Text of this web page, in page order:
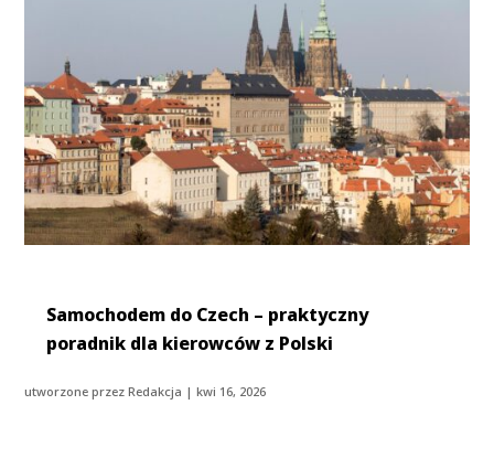
Samochodem do Czech – praktyczny
poradnik dla kierowców z Polski
utworzone przezRedakcja |kwi 16, 2026